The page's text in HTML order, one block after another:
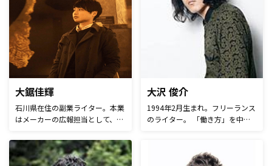
企業のミニアプリ活用法を紹介
し、ミニアプリで業務自動化やマ
ーケティングオートメーションを
実現して日本の企業を支援してい
きます。
アの企画／コンテンツ制作などに
携わる。
大鋸佳輝
石川県在住の副業ライター。本業
はメーカーの広報担当として、プ
従事。学生時代からライターとし
て活動し、開始3ヶ月目で新卒月
大沢 俊介
1994年2月生まれ。フリーランス
のライター。 「働き方」を中心
や雑司が谷でカフェ・バーの共同